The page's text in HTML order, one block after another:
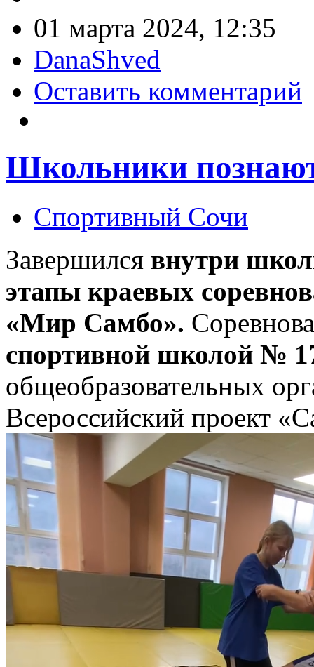
01 марта 2024, 12:35
DanaShved
Оставить комментарий
Школьники
Спортивный Сочи
Завершился внутри
этапы краевых
«Мир Самбо».
спортивной школой №
общеобразовательных
Всероссийский проект